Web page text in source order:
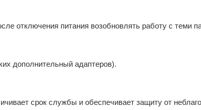
отключения питания возобновлять работу с
дополнительный адаптеров).
срок службы и обеспечивает защиту от